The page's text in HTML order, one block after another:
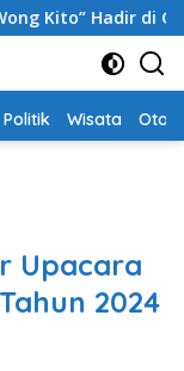
Hadir di Gisting
Politik Wisata Oto
Upacara
2024